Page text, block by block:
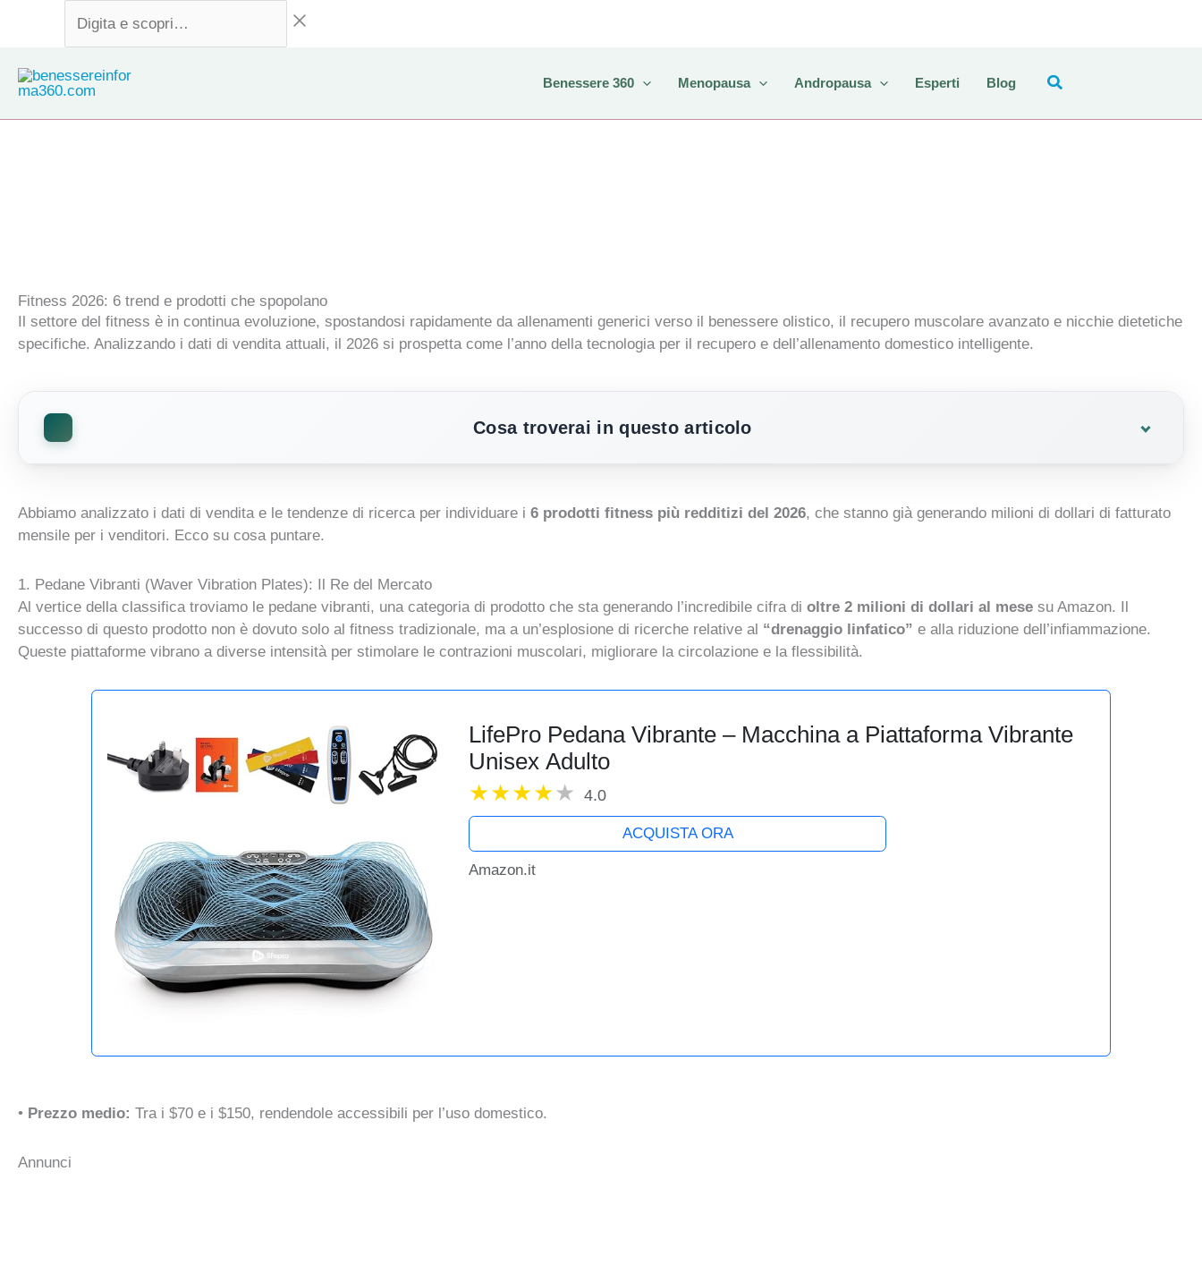
Benessere 360 Menopausa Andropausa Esperti Blog
Fitness 2026: 6 trend e prodotti che spopolano
Il settore del fitness è in continua evoluzione, spostandosi rapidamente da allenamenti generici verso il benessere olistico, il recupero muscolare avanzato e nicchie dietetiche
specifiche. Analizzando i dati di vendita attuali, il 2026 si prospetta come l’anno della tecnologia per il recupero e dell’allenamento domestico intelligente.
Cosa troverai in questo articolo
Abbiamo analizzato i dati di vendita e le tendenze di ricerca per individuare i 6 prodotti fitness più redditizi del 2026, che stanno già generando milioni di dollari di fatturato
mensile per i venditori. Ecco su cosa puntare.
1. Pedane Vibranti (Waver Vibration Plates): Il Re del Mercato
Al vertice della classifica troviamo le pedane vibranti, una categoria di prodotto che sta generando l’incredibile cifra di oltre 2 milioni di dollari al mese su Amazon. Il
successo di questo prodotto non è dovuto solo al fitness tradizionale, ma a un’esplosione di ricerche relative al “drenaggio linfatico” e alla riduzione dell’infiammazione.
Queste piattaforme vibrano a diverse intensità per stimolare le contrazioni muscolari, migliorare la circolazione e la flessibilità.
LifePro Pedana Vibrante – Macchina a Piattaforma Vibrante
Unisex Adulto
4.0
ACQUISTA ORA
Amazon.it
• Prezzo medio: Tra i $70 e i $150, rendendole accessibili per l’uso domestico.
Annunci